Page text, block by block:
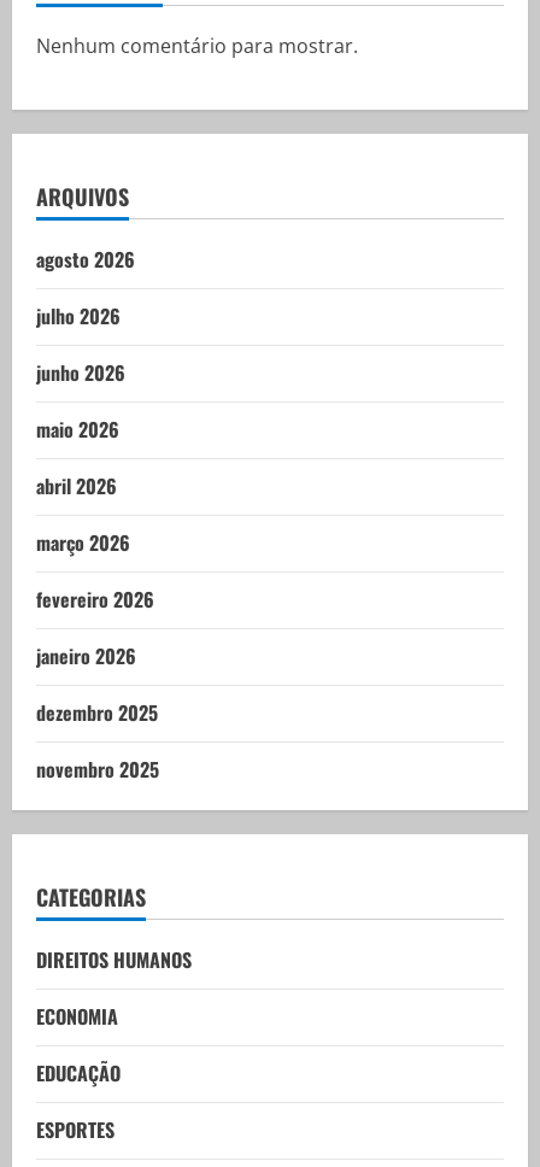
Nenhum comentário para mostrar.
ARQUIVOS
agosto 2026
julho 2026
junho 2026
maio 2026
abril 2026
março 2026
fevereiro 2026
janeiro 2026
dezembro 2025
novembro 2025
CATEGORIAS
DIREITOS HUMANOS
ECONOMIA
EDUCAÇÃO
ESPORTES